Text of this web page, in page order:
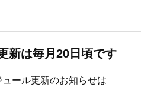
新は毎月20日頃です
ール更新のお知らせは